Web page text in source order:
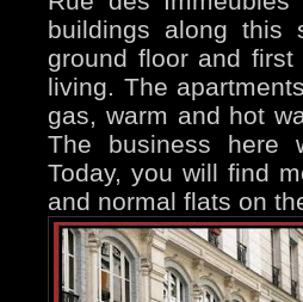
buildings along
ground floor and
living. The
gas, warm and hot
The business here
Today, you will find
and normal flats on